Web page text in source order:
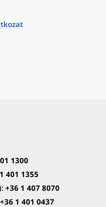
1300
401 1355
+36 1 407 8070
+36 1 401 0437